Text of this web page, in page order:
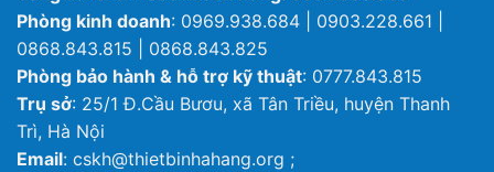
Phòng kinh doanh: 0969.938.684 | 0903.228.661 |
0868.843.815 | 0868.843.825
Phòng bảo hành & hỗ trợ kỹ thuật: 0777.843.815
Trụ sở: 25/1 Đ.Cầu Bươu, xã Tân Triều, huyện Thanh
Trì, Hà Nội
Email: cskh@thietbinhahang.org ;